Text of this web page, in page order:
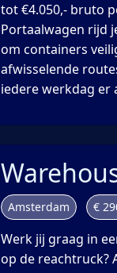
tot €4.050,- bruto
Portaalwagen rijd
om containers
afwisselende
iedere werkdag er
Amsterdam €
Werk jij graag in
op de reachtruck?